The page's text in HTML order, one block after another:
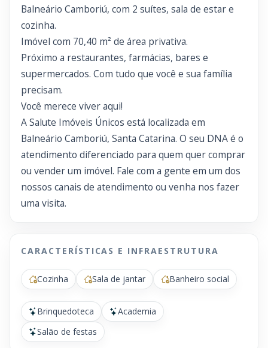
Balneário Camboriú, com 2 suítes, sala de estar e
cozinha.
Imóvel com 70,40 m² de área privativa.
Próximo a restaurantes, farmácias, bares e
supermercados. Com tudo que você e sua família
precisam.
Você merece viver aqui!
A Salute Imóveis Únicos está localizada em
Balneário Camboriú, Santa Catarina. O seu DNA é o
atendimento diferenciado para quem quer comprar
ou vender um imóvel. Fale com a gente em um dos
nossos canais de atendimento ou venha nos fazer
uma visita.
CARACTERÍSTICAS E INFRAESTRUTURA
Cozinha Sala de jantar Banheiro social
Brinquedoteca
Academia
Salão de festas